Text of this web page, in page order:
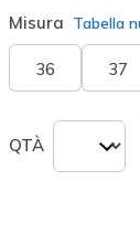
Misura Tabella
36 37
QTÀ